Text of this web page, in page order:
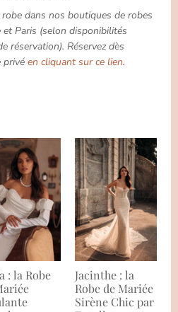
dans nos boutiques de robes
et Paris (selon disponibilités
réservation). Réservez dès
privé en cliquant sur ce lien.
: la Robe
Jacinthe : la
Robe de Mariée
Sirène Chic par